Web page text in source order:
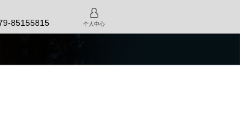
85155815 个人中心